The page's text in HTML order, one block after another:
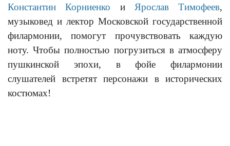
Константин Корниенко и Ярослав Тимофеев,
музыковед и лектор Московской государственной
филармонии, помогут прочувствовать каждую
ноту. Чтобы полностью погрузиться в атмосферу
пушкинской эпохи, в фойе филармонии
слушателей встретят персонажи в исторических
костюмах!